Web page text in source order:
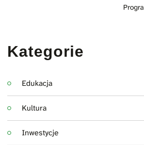
Kategorie
Edukacja
Kultura
Inwestycje